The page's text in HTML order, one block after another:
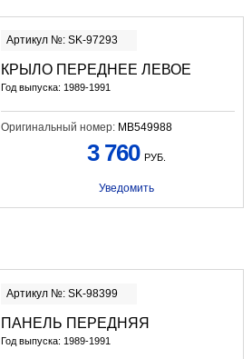
Артикул №: SK-97293
КРЫЛО ПЕРЕДНЕЕ ЛЕВОЕ
Год выпуска: 1989-1991
Оригинальный номер: MB549988
3 760 РУБ.
Уведомить
Артикул №: SK-98399
ПАНЕЛЬ ПЕРЕДНЯЯ
Год выпуска: 1989-1991